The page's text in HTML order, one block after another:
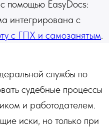
помощью EasyDocs:
интегрирована с
с ГПХ и самозанятым.
службы по
судебные процессы
и работодателем.
иски, но только при